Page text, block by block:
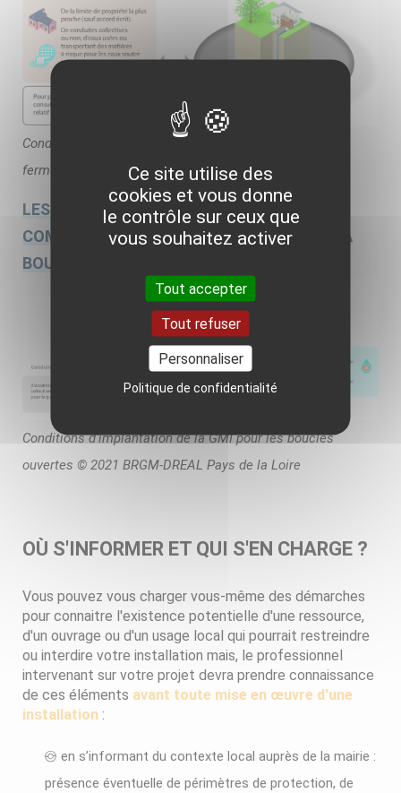
Conditions d'implantation de la GMI pour les boucles
fermées © 2021 BRGM-DREAL Pays de la Loire
LES CONDITIONS D’IMPLANTATIONS
COMPLÉMENTAIRES POUR LES SYSTÈMES À
BOUCLES OUVERTES
Conditions d'implantation de la GMI pour les boucles
ouvertes © 2021 BRGM-DREAL Pays de la Loire
OÙ S'INFORMER ET QUI S'EN CHARGE ?
Vous pouvez vous charger vous-même des démarches
pour connaitre l'existence potentielle d'une ressource,
d'un ouvrage ou d'un usage local qui pourrait restreindre
ou interdire votre installation mais, le professionnel
intervenant sur votre projet devra prendre connaissance
de ces éléments avant toute mise en œuvre d'une
installation :
en s’informant du contexte local auprès de la mairie :
présence éventuelle de périmètres de protection, de
Ce site utilise des
cookies et vous donne
le contrôle sur ceux que
vous souhaitez activer
Tout accepter
Tout refuser
Personnaliser
Politique de confidentialité